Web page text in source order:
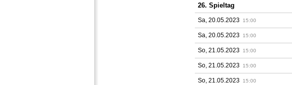
26. Spieltag
Sa, 20.05.2023 15:00
Sa, 20.05.2023 15:00
So, 21.05.2023 15:00
So, 21.05.2023 15:00
So, 21.05.2023 15:00